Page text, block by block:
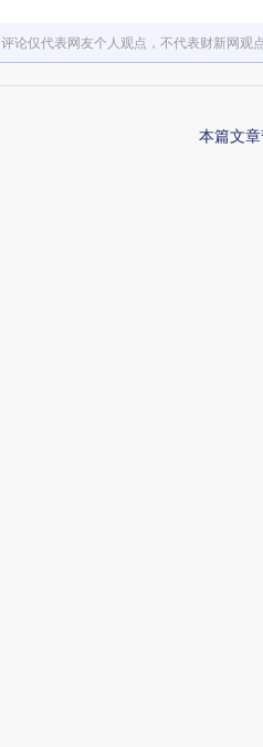
评论仅代表网友个人观点，不代表财新网观
本篇文